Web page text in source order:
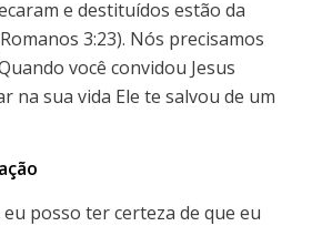
e destituídos estão da
3:23). Nós precisamos
você convidou Jesus
na sua vida Ele te salvou de um
eu posso ter certeza de que eu